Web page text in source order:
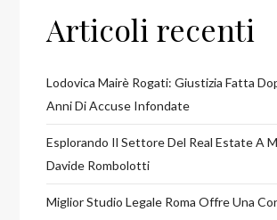
Articoli recenti
Lodovica Mairè Rogati: Giustizia Fatta
Anni Di Accuse Infondate
Esplorando Il Settore Del Real Estate A
Davide Rombolotti
Miglior Studio Legale Roma Offre Una